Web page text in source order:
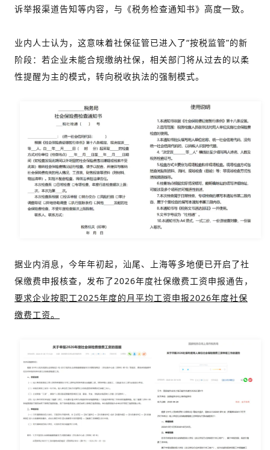
诉举报渠道告知等内容，与《税务检查通知书》高度一致。
业内人士认为，这意味着社保征管已进入了“按税监管”的新
阶段：若企业未能合规缴纳社保，相关部门将从过去的以柔
性提醒为主的模式，转向税收执法的强制模式。
据业内消息，今年年初起，汕尾、上海等多地便已开启了社
保缴费申报核查，发布了2026年度社保缴费工资申报通告，
要求企业按职工2025年度的月平均工资申报2026年度社保
缴费工资。